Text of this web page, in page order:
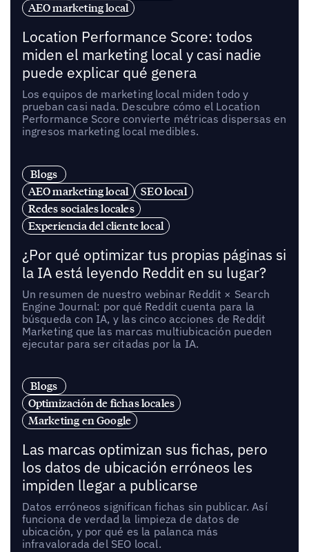
AEO marketing local
Location Performance Score: todos
miden el marketing local y casi nadie
puede explicar qué genera
Los equipos de marketing local miden todo y
prueban casi nada. Descubre cómo el Location
Performance Score convierte métricas dispersas en
ingresos marketing local medibles.
Blogs
AEO marketing local
SEO local
Redes sociales locales
Experiencia del cliente local
¿Por qué optimizar tus propias páginas si
la IA está leyendo Reddit en su lugar?
Un resumen de nuestro webinar Reddit × Search
Engine Journal: por qué Reddit cuenta para la
búsqueda con IA, y las cinco acciones de Reddit
Marketing que las marcas multiubicación pueden
ejecutar para ser citadas por la IA.
Blogs
Optimización de fichas locales
Marketing en Google
Las marcas optimizan sus fichas, pero
los datos de ubicación erróneos les
impiden llegar a publicarse
Datos erróneos significan fichas sin publicar. Así
funciona de verdad la limpieza de datos de
ubicación, y por qué es la palanca más
infravalorada del SEO local.